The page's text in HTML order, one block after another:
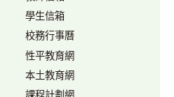
學生信箱
校務行事曆
性平教育網
本土教育網